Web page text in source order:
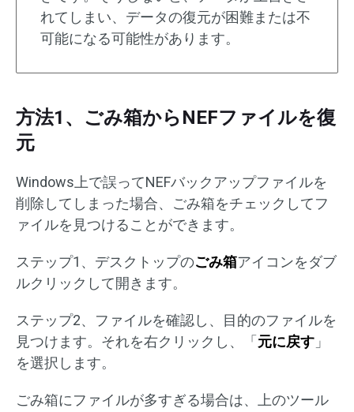
れてしまい、データの復元が困難または不
可能になる可能性があります。
方法1、ごみ箱からNEFファイルを復
元
Windows上で誤ってNEFバックアップファイルを
削除してしまった場合、ごみ箱をチェックしてフ
ァイルを見つけることができます。
ステップ1、デスクトップのごみ箱アイコンをダブ
ルクリックして開きます。
ステップ2、ファイルを確認し、目的のファイルを
見つけます。それを右クリックし、「 元に戻す 」
を選択します。
ごみ箱にファイルが多すぎる場合は、上のツール